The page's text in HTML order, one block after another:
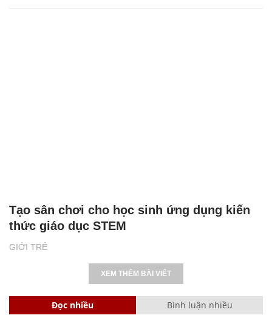
GIỚI TRẺ
Tạo sân chơi cho học sinh ứng dụng kiến
thức giáo dục STEM
XEM THÊM BÀI VIẾT
Đọc nhiều Bình luận nhiều